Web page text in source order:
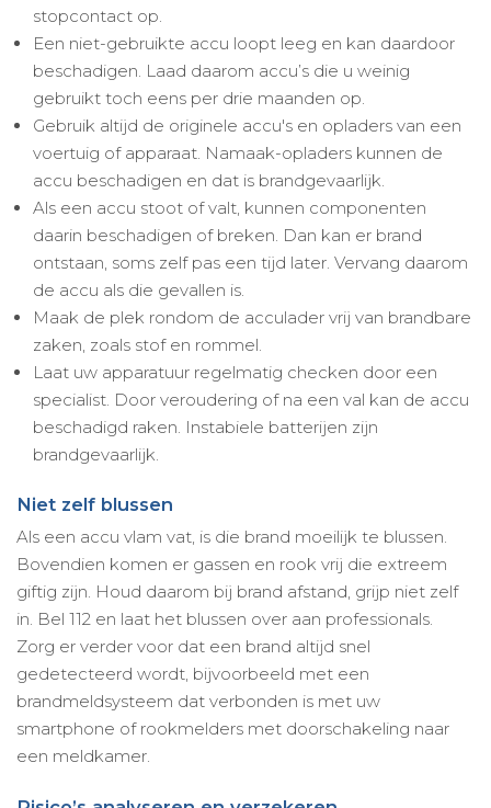
stopcontact op.
Een niet-gebruikte accu loopt leeg en kan daardoor
beschadigen. Laad daarom accu’s die u weinig
gebruikt toch eens per drie maanden op.
Gebruik altijd de originele accu's en opladers van een
voertuig of apparaat. Namaak-opladers kunnen de
accu beschadigen en dat is brandgevaarlijk.
Als een accu stoot of valt, kunnen componenten
daarin beschadigen of breken. Dan kan er brand
ontstaan, soms zelf pas een tijd later. Vervang daarom
de accu als die gevallen is.
Maak de plek rondom de acculader vrij van brandbare
zaken, zoals stof en rommel.
Laat uw apparatuur regelmatig checken door een
specialist. Door veroudering of na een val kan de accu
beschadigd raken. Instabiele batterijen zijn
brandgevaarlijk.
Niet zelf blussen
Als een accu vlam vat, is die brand moeilijk te blussen.
Bovendien komen er gassen en rook vrij die extreem
giftig zijn. Houd daarom bij brand afstand, grijp niet zelf
in. Bel 112 en laat het blussen over aan professionals.
Zorg er verder voor dat een brand altijd snel
gedetecteerd wordt, bijvoorbeeld met een
brandmeldsysteem dat verbonden is met uw
smartphone of rookmelders met doorschakeling naar
een meldkamer.